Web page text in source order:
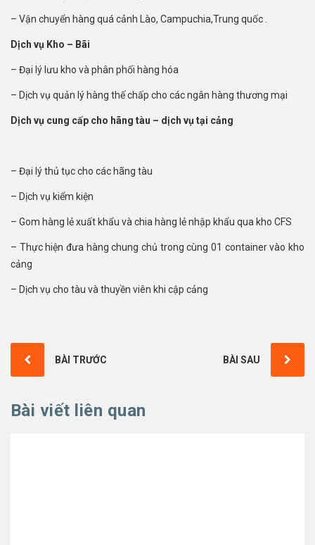
– Vận chuyển hàng quá cảnh Lào, Campuchia,Trung quốc .
Dịch vụ Kho – Bãi
– Đại lý lưu kho và phân phối hàng hóa
– Dịch vụ quản lý hàng thế chấp cho các ngân hàng thương mại
Dịch vụ cung cấp cho hãng tàu – dịch vụ tại cảng
– Đại lý thủ tục cho các hãng tàu
– Dịch vụ kiểm kiện
– Gom hàng lẻ xuất khẩu và chia hàng lẻ nhập khẩu qua kho CFS
– Thực hiện đưa hàng chung chủ trong cùng 01 container vào kho
cảng
– Dịch vụ cho tàu và thuyền viên khi cập cảng
BÀI TRƯỚC BÀI SAU
Bài viết liên quan